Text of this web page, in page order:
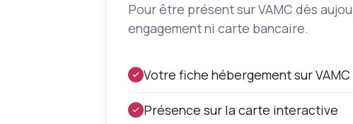
Pour être présent sur VAMC dès
engagement ni carte bancaire.
Votre fiche hébergement sur VAMC
Présence sur la carte interactive